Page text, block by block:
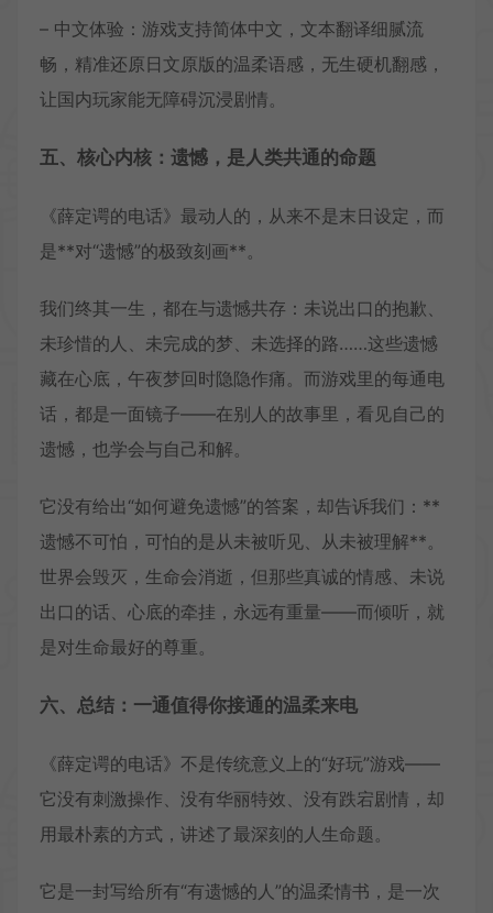
– 中文体验：游戏支持简体中文，文本翻译细腻流
畅，精准还原日文原版的温柔语感，无生硬机翻感，
让国内玩家能无障碍沉浸剧情。
五、核心内核：遗憾，是人类共通的命题
《薛定谔的电话》最动人的，从来不是末日设定，而
是**对“遗憾”的极致刻画**。
我们终其一生，都在与遗憾共存：未说出口的抱歉、
未珍惜的人、未完成的梦、未选择的路……这些遗憾
藏在心底，午夜梦回时隐隐作痛。而游戏里的每通电
话，都是一面镜子——在别人的故事里，看见自己的
遗憾，也学会与自己和解。
它没有给出“如何避免遗憾”的答案，却告诉我们：**
遗憾不可怕，可怕的是从未被听见、从未被理解**。
世界会毁灭，生命会消逝，但那些真诚的情感、未说
出口的话、心底的牵挂，永远有重量——而倾听，就
是对生命最好的尊重。
六、总结：一通值得你接通的温柔来电
《薛定谔的电话》不是传统意义上的“好玩”游戏——
它没有刺激操作、没有华丽特效、没有跌宕剧情，却
用最朴素的方式，讲述了最深刻的人生命题。
它是一封写给所有“有遗憾的人”的温柔情书，是一次